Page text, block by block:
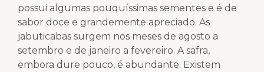
possui algumas pouquíssimas sementes e é de
sabor doce e grandemente apreciado. As
jabuticabas surgem nos meses de agosto a
setembro e de janeiro a fevereiro. A safra,
embora dure pouco, é abundante. Existem